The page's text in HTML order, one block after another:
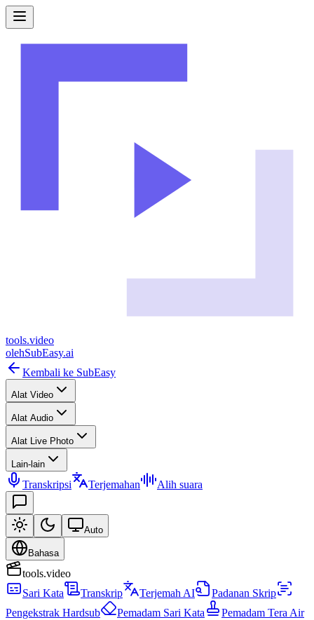
tools.video
olehSubEasy.ai
Kembali ke SubEasy
Alat Video
Alat Audio
Alat Live Photo
Lain-lain
Transkripsi Terjemahan Alih suara
Auto
Bahasa
tools.video
Sari Kata
Transkrip Terjemah AI
Padanan Skrip
Pengekstrak Hardsub
Pemadam Sari Kata
Pemadam Tera Air